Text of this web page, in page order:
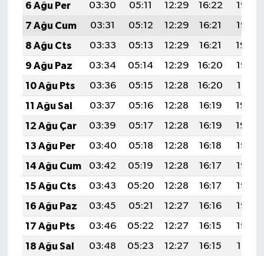
6 Ağu Per
03:30 05:11 12:29 16:22
19:36
7 Ağu Cum
03:31 05:12 12:29 16:21
19:35
8 Ağu Cts
03:33 05:13 12:29 16:21
19:34
9 Ağu Paz
03:34 05:14 12:29 16:20
19:33
10 Ağu Pts
03:36 05:15 12:28 16:20
19:31
11 Ağu Sal
03:37 05:16 12:28 16:19
19:30
12 Ağu Çar
03:39 05:17 12:28 16:19
19:29
13 Ağu Per
03:40 05:18 12:28 16:18
19:28
14 Ağu Cum
03:42 05:19 12:28 16:17
19:26
15 Ağu Cts
03:43 05:20 12:28 16:17
19:25
16 Ağu Paz
03:45 05:21 12:27 16:16
19:23
17 Ağu Pts
03:46 05:22 12:27 16:15
19:22
18 Ağu Sal
03:48 05:23 12:27 16:15
19:21